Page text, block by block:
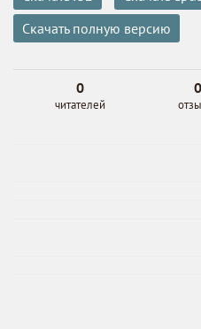
Скачать полную версию
0
читателей
0